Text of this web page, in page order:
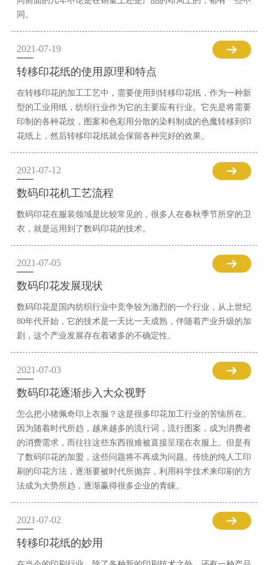
同。
2021-07-19
转移印花纸的使用原理和特点
在转移印花的加工工艺中，需要使用到转移印花纸，作为一种新
型的工业用纸，纺织行业作为它的主要应有行业。它先是将需要
印制的各种花纹，图案和色彩用分散的染料制成的色魔转移到印
花纸上，然后转移印花纸就会保留各种完好的效果。
2021-07-12
数码印花机工艺流程
数码印花在服装领域是比较常见的，很多人在春秋季节所穿的卫
衣，就是运用到了数码印花的技术。
2021-07-05
数码印花发展现状
数码印花是国内纺织行业中竞争较为激烈的一个行业，从上世纪
80年代开始，它的技术是一天比一天成熟，伴随着产业升级的加
剧，这个产业发展存在着诸多的不确定性。
2021-07-03
数码印花逐渐步入大众视野
怎么把小猪佩奇印上衣服？这是很多印花加工行业的苦恼所在。
因为随着时代所趋，越来越多的流行词，流行图案，成为消费者
的消费需求，而往往这些东西很难被直接呈现在衣服上。但是有
了数码印花的加盟，这些问题将不再成为问题。传统的纯人工印
刷的印花方法，逐渐要被时代所抛弃，利用科学技术来印刷的方
法成为大势所趋，逐渐赢得很多企业的青睐。
2021-07-02
转移印花纸的妙用